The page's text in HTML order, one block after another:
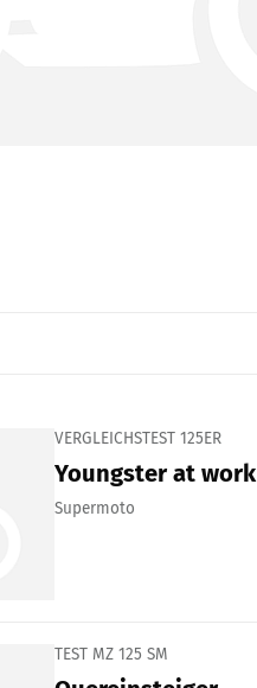
VERGLEICHSTEST 125ER
Youngster at work
Supermoto
TEST MZ 125 SM